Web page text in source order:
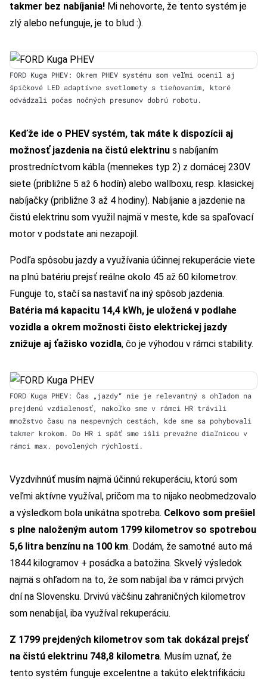
takmer bez nabíjania! Mi nehovorte, že tento systém je
zlý alebo nefunguje, je to blud :).
FORD Kuga PHEV: Okrem PHEV systému som veľmi ocenil aj
špičkové LED adaptívne svetlomety s tieňovaním, ktoré
odvádzali počas nočných presunov dobrú robotu.
Keďže ide o PHEV systém, tak máte k dispozícii aj
možnosť jazdenia na čistú elektrinu s nabíjaním
prostredníctvom kábla (mennekes typ 2) z domácej 230V
siete (približne 5 až 6 hodín) alebo wallboxu, resp. klasickej
nabíjačky (približne 3 až 4 hodiny). Nabíjanie a jazdenie na
čistú elektrinu som využil najmä v meste, kde sa spaľovací
motor v podstate ani nezapojil.
Podľa spôsobu jazdy a využívania účinnej rekuperácie viete
na plnú batériu prejsť reálne okolo 45 až 60 kilometrov.
Funguje to, stačí sa nastaviť na iný spôsob jazdenia.
Batéria má kapacitu 14,4 kWh, je uložená v podlahe
vozidla a okrem možnosti čisto elektrickej jazdy
znižuje aj ťažisko vozidla, čo je výhodou v rámci stability.
FORD Kuga PHEV: Čas „jazdy“ nie je relevantný s ohľadom na
prejdenú vzdialenosť, nakoľko sme v rámci HR trávili
množstvo času na nespevných cestách, kde sme sa pohybovali
takmer krokom. Do HR i späť sme išli prevažne diaľnicou v
rámci max. povolených rýchlostí.
Vyzdvihnúť musím najmä účinnú rekuperáciu, ktorú som
veľmi aktívne využíval, pričom ma to nijako neobmedzovalo
a výsledkom bola unikátna spotreba. Celkovo som prešiel
s plne naloženým autom 1799 kilometrov so spotrebou
5,6 litra benzínu na 100 km. Dodám, že samotné auto má
1844 kilogramov + posádka a batožina. Skvelý výsledok
najmä s ohľadom na to, že som nabíjal iba v rámci prvých
dní na Slovensku. Drvivú väčšinu zahraničných kilometrov
som nenabíjal, iba využíval rekuperáciu.
Z 1799 prejdených kilometrov som tak dokázal prejsť
na čistú elektrinu 748,8 kilometra. Musím uznať, že
tento systém funguje excelentne a takúto elektrifikáciu